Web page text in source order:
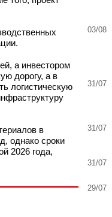
а инвестором
дорогу, а в
логистическую
в
однако сроки
2026 года,
03/08
31/07
31/07
31/07
29/07